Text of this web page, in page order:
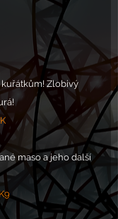
Zlobivý
maso a jeho další